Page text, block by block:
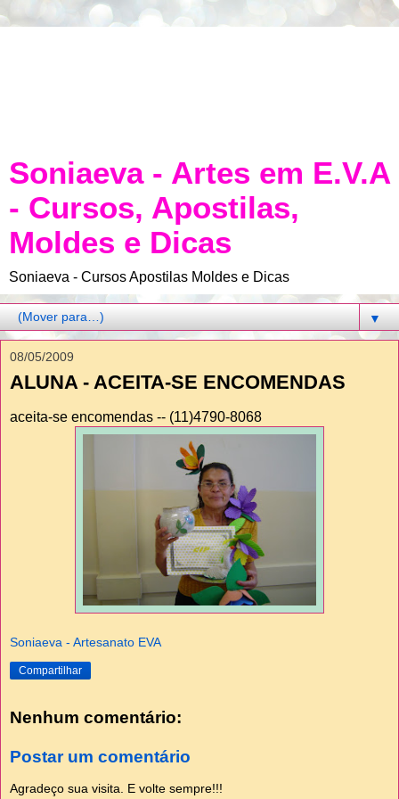
Soniaeva - Artes em E.V.A
- Cursos, Apostilas,
Moldes e Dicas
Soniaeva - Cursos Apostilas Moldes e Dicas
▼
08/05/2009
ALUNA - ACEITA-SE ENCOMENDAS
aceita-se encomendas -- (11)4790-8068
Soniaeva - Artesanato EVA
Compartilhar
Nenhum comentário:
Postar um comentário
Agradeço sua visita. E volte sempre!!!